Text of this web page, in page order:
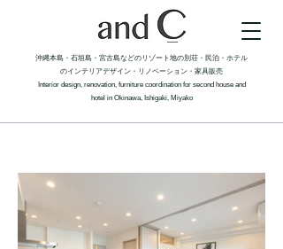
沖縄本島・石垣島・宮古島などのリゾート地の別荘・民泊・ホテル
のインテリアデザイン・リノベーション​​・家具販売
Interior design, renovation, furniture coordination for second house and
hotel in Okinawa, Ishigaki, Miyako